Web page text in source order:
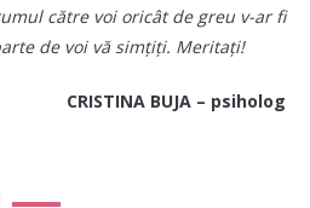
către voi oricât de greu v-ar fi
de voi vă simțiți. Meritați!
CRISTINA BUJA – psiholog